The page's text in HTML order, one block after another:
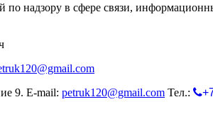
по надзору в сфере связи,
9. E-mail: petruk120@gmail.com Тел.: